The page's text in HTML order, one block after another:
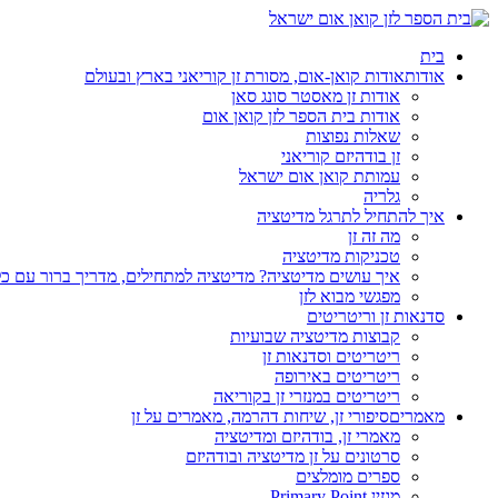
בית
אודותאודות קואן-אום, מסורת זן קוריאני בארץ ובעולם
אודות זן מאסטר סונג סאן
אודות בית הספר לזן קואן אום
שאלות נפוצות
זן בודהיזם קוריאני
עמותת קואן אום ישראל
גלריה
איך להתחיל לתרגל מדיטציה
מה זה זן
טכניקות מדיטציה
איך עושים מדיטציה? מדיטציה למתחילים, מדריך ברור עם
מפגשי מבוא לזן
סדנאות זן וריטריטים
קבוצות מדיטציה שבועיות
ריטריטים וסדנאות זן
ריטריטים באירופה
ריטריטים במנזרי זן בקוריאה
מאמריםסיפורי זן, שיחות דהרמה, מאמרים על זן
מאמרי זן, בודהיזם ומדיטציה
סרטונים על זן מדיטציה ובודהיזם
ספרים מומלצים